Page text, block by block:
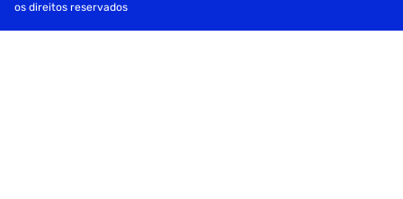
os direitos reservados